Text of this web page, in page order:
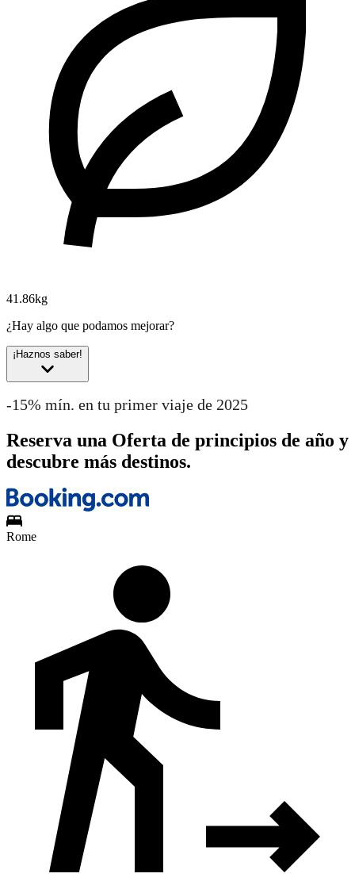
41.86kg
¿Hay algo que podamos mejorar?
¡Haznos saber!
-15% mín. en tu primer viaje de 2025
Reserva una Oferta de principios de año y
descubre más destinos.
Rome